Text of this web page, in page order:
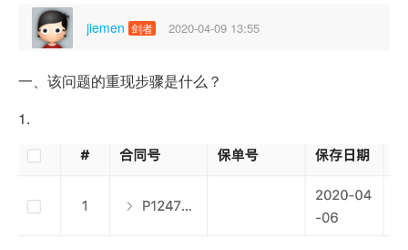
jiemen 剑者 2020-04-09 13:55
一、该问题的重现步骤是什么？
1.